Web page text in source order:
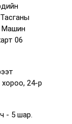
Машин
06
хороо, 24-р
- 5 шар.